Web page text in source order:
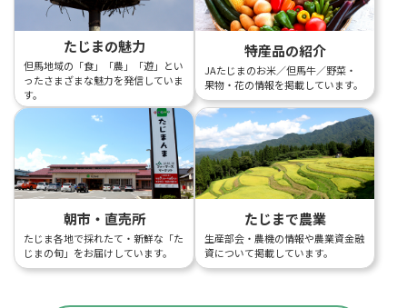
たじまの魅力
但馬地域の「食」「農」「遊」とい
ったさまざまな魅力を発信していま
す。
特産品の紹介
JAたじまのお米／但馬牛／野菜・
果物・花の情報を掲載しています。
朝市・直売所
たじま各地で採れたて・新鮮な「た
じまの旬」をお届けしています。
たじまで農業
生産部会・農機の情報や農業資金融
資について掲載しています。